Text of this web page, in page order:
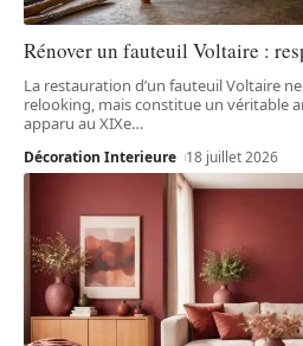
Rénover un fauteuil Voltaire :
La restauration d’un fauteuil Voltaire
relooking, mais constitue un véritable
apparu au XIXe…
Décoration Interieure 18 juillet 2026